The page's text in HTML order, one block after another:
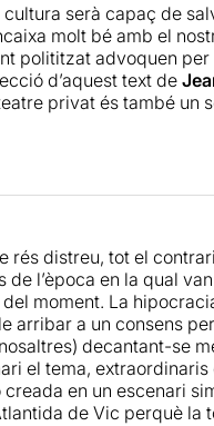
serà capaç de
molt bé amb el
polititzat advoquen
d’aquest text de
privat és també un
i excepcionalitat
si fossin dards
grans actors
que llueix tant com
ho requereix.
que d’altres (el
pensar una estona i
del segle XVIII.
rés distreu, tot el
l’època en la qual
moment. La
arribar a un consens
decantant-se
el tema,
en un escenari
de Vic perquè la